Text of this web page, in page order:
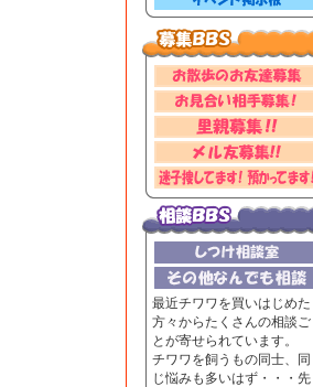
最近チワワを買いはじめた
方々からたくさんの相談ご
とが寄せられています。
チワワを飼うもの同士、同
じ悩みも多いはず・・・先